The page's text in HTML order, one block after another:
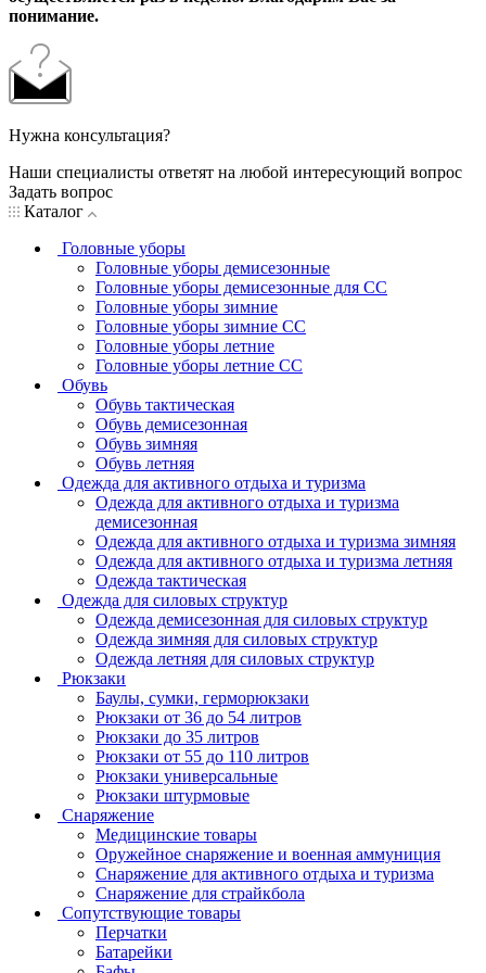
понимание.
Нужна консультация?
Наши специалисты ответят на любой интересующий вопрос
Задать вопрос
Каталог
Головные уборы
Головные уборы демисезонные
Головные уборы демисезонные для СС
Головные уборы зимние
Головные уборы зимние СС
Головные уборы летние
Головные уборы летние СС
Обувь
Обувь тактическая
Обувь демисезонная
Обувь зимняя
Обувь летняя
Одежда для активного отдыха и туризма
Одежда для активного отдыха и туризма
демисезонная
Одежда для активного отдыха и туризма зимняя
Одежда для активного отдыха и туризма летняя
Одежда тактическая
Одежда для силовых структур
Одежда демисезонная для силовых структур
Одежда зимняя для силовых структур
Одежда летняя для силовых структур
Рюкзаки
Баулы, сумки, герморюкзаки
Рюкзаки от 36 до 54 литров
Рюкзаки до 35 литров
Рюкзаки от 55 до 110 литров
Рюкзаки универсальные
Рюкзаки штурмовые
Снаряжение
Медицинские товары
Оружейное снаряжение и военная аммуниция
Снаряжение для активного отдыха и туризма
Снаряжение для страйкбола
Сопутствующие товары
Перчатки
Батарейки